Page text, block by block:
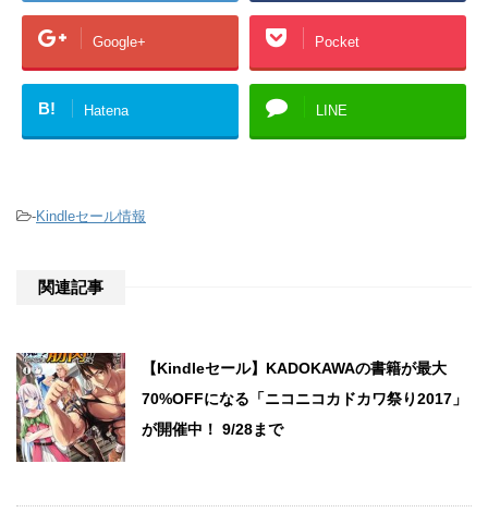
Google+ Pocket
B! Hatena LINE
-Kindleセール情報
関連記事
【Kindleセール】KADOKAWAの書籍が最大
70%OFFになる「ニコニコカドカワ祭り2017」
が開催中！ 9/28まで